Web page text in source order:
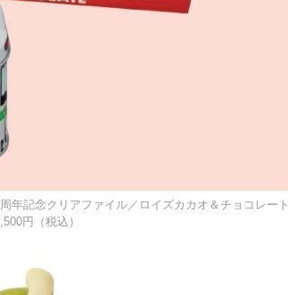
年記念クリアファイル／ロイズカカオ＆チョコレート
円（税込）